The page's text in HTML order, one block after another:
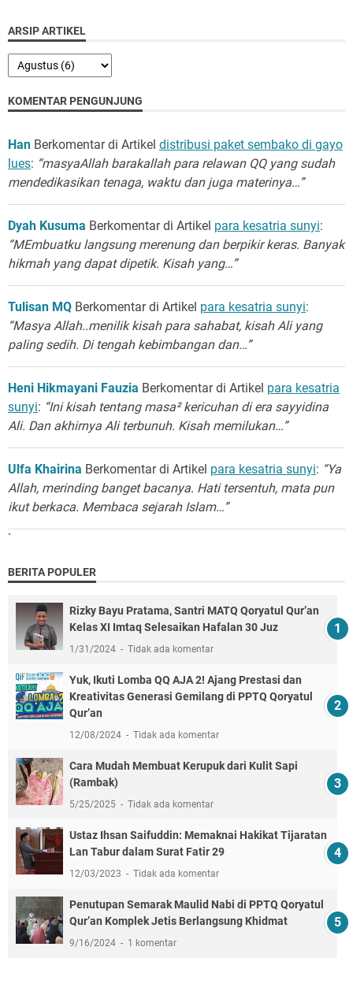
ARSIP ARTIKEL
KOMENTAR PENGUNJUNG
Han Berkomentar di Artikel distribusi paket sembako di gayo
lues: “masyaAllah barakallah para relawan QQ yang sudah
mendedikasikan tenaga, waktu dan juga materinya…”
Dyah Kusuma Berkomentar di Artikel para kesatria sunyi:
“MEmbuatku langsung merenung dan berpikir keras. Banyak
hikmah yang dapat dipetik. Kisah yang…”
Tulisan MQ Berkomentar di Artikel para kesatria sunyi:
“Masya Allah..menilik kisah para sahabat, kisah Ali yang
paling sedih. Di tengah kebimbangan dan…”
Heni Hikmayani Fauzia Berkomentar di Artikel para kesatria
sunyi: “Ini kisah tentang masa² kericuhan di era sayyidina
Ali. Dan akhirnya Ali terbunuh. Kisah memilukan…”
Ulfa Khairina Berkomentar di Artikel para kesatria sunyi: “Ya
Allah, merinding banget bacanya. Hati tersentuh, mata pun
ikut berkaca. Membaca sejarah Islam…”
`
BERITA POPULER
Rizky Bayu Pratama, Santri MATQ Qoryatul Qur’an
Kelas XI Imtaq Selesaikan Hafalan 30 Juz
1/31/2024 Tidak ada komentar
Yuk, Ikuti Lomba QQ AJA 2! Ajang Prestasi dan
Kreativitas Generasi Gemilang di PPTQ Qoryatul
Qur’an
12/08/2024 Tidak ada komentar
Cara Mudah Membuat Kerupuk dari Kulit Sapi
(Rambak)
5/25/2025 Tidak ada komentar
Ustaz Ihsan Saifuddin: Memaknai Hakikat Tijaratan
Lan Tabur dalam Surat Fatir 29
12/03/2023 Tidak ada komentar
Penutupan Semarak Maulid Nabi di PPTQ Qoryatul
Qur’an Komplek Jetis Berlangsung Khidmat
9/16/2024 1 komentar